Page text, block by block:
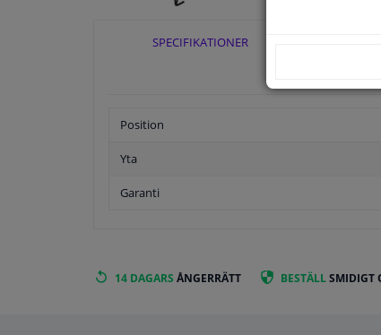
SPECIFIKATIONER
Position
Yta
Garanti
14 DAGARS ÅNGERRÄTT BESTÄLLSMIDIGT